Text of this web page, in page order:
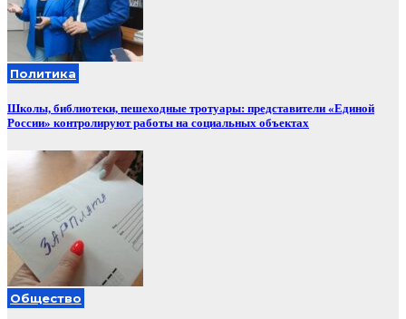
Политика
Школы, библиотеки, пешеходные тротуары: представители «Единой
России» контролируют работы на социальных объектах
Общество